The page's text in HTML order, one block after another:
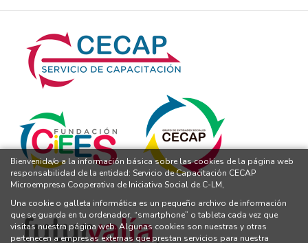
Bienvenida/o a la información básica sobre las cookies de la página web
responsabilidad de la entidad: Servicio de Capacitación CECAP
Microempresa Cooperativa de Iniciativa Social de C-LM,
Una cookie o galleta informática es un pequeño archivo de información
que se guarda en tu ordenador, “smartphone” o tableta cada vez que
visitas nuestra página web. Algunas cookies son nuestras y otras
pertenecen a empresas externas que prestan servicios para nuestra